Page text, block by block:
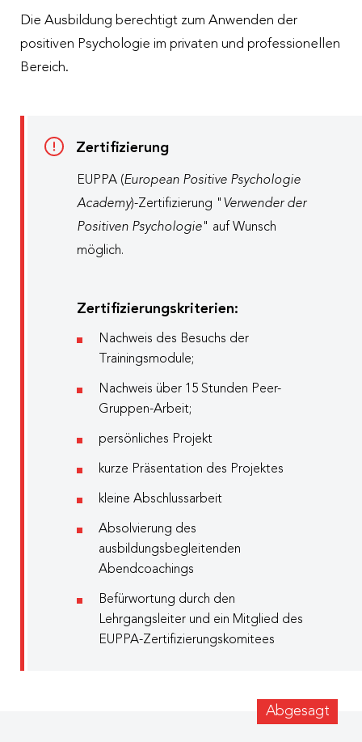
Die Ausbildung berechtigt zum Anwenden der
positiven Psychologie im privaten und professionellen
Bereich.
Zertifizierung
EUPPA (European Positive Psychologie
Academy)-Zertifizierung " Verwender der
Positiven Psychologie" auf Wunsch
möglich.
Zertifizierungskriterien:
Nachweis des Besuchs der
Trainingsmodule;
Nachweis über 15 Stunden Peer-
Gruppen-Arbeit;
persönliches Projekt
kurze Präsentation des Projektes
kleine Abschlussarbeit
Absolvierung des
ausbildungsbegleitenden
Abendcoachings
Befürwortung durch den
Lehrgangsleiter und ein Mitglied des
EUPPA-Zertifizierungskomitees
Abgesagt